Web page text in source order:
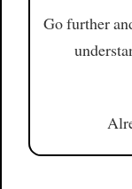
Go further